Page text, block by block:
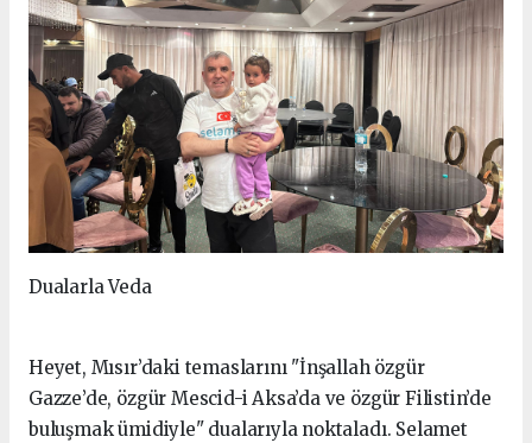
Dualarla Veda
Heyet, Mısır’daki temaslarını "İnşallah özgür
Gazze’de, özgür Mescid-i Aksa’da ve özgür Filistin’de
buluşmak ümidiyle" dualarıyla noktaladı. Selamet